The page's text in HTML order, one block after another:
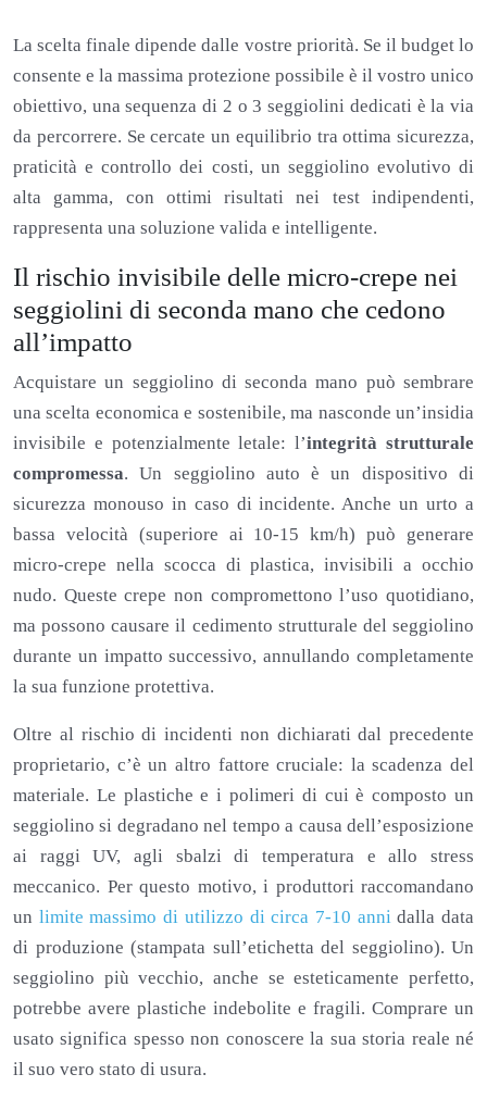
La scelta finale dipende dalle vostre priorità. Se il budget lo
consente e la massima protezione possibile è il vostro unico
obiettivo, una sequenza di 2 o 3 seggiolini dedicati è la via
da percorrere. Se cercate un equilibrio tra ottima sicurezza,
praticità e controllo dei costi, un seggiolino evolutivo di
alta gamma, con ottimi risultati nei test indipendenti,
rappresenta una soluzione valida e intelligente.
Il rischio invisibile delle micro-crepe nei
seggiolini di seconda mano che cedono
all’impatto
Acquistare un seggiolino di seconda mano può sembrare
una scelta economica e sostenibile, ma nasconde un’insidia
invisibile e potenzialmente letale: l’integrità strutturale
compromessa. Un seggiolino auto è un dispositivo di
sicurezza monouso in caso di incidente. Anche un urto a
bassa velocità (superiore ai 10-15 km/h) può generare
micro-crepe nella scocca di plastica, invisibili a occhio
nudo. Queste crepe non compromettono l’uso quotidiano,
ma possono causare il cedimento strutturale del seggiolino
durante un impatto successivo, annullando completamente
la sua funzione protettiva.
Oltre al rischio di incidenti non dichiarati dal precedente
proprietario, c’è un altro fattore cruciale: la scadenza del
materiale. Le plastiche e i polimeri di cui è composto un
seggiolino si degradano nel tempo a causa dell’esposizione
ai raggi UV, agli sbalzi di temperatura e allo stress
meccanico. Per questo motivo, i produttori raccomandano
un limite massimo di utilizzo di circa 7-10 annidalla data
di produzione (stampata sull’etichetta del seggiolino). Un
seggiolino più vecchio, anche se esteticamente perfetto,
potrebbe avere plastiche indebolite e fragili. Comprare un
usato significa spesso non conoscere la sua storia reale né
il suo vero stato di usura.